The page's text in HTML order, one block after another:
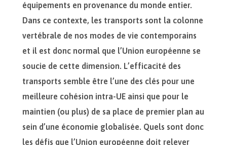
équipements en provenance du monde entier.
Dans ce contexte, les transports sont la colonne
vertébrale de nos modes de vie contemporains
et il est donc normal que l’Union européenne se
soucie de cette dimension. L’efficacité des
transports semble être l’une des clés pour une
meilleure cohésion intra-UE ainsi que pour le
maintien (ou plus) de sa place de premier plan au
sein d’une économie globalisée. Quels sont donc
les défis que l’Union européenne doit relever